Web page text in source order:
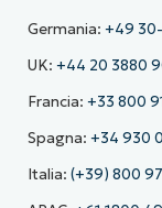
Germania: +49
UK: +44 20 3880
Francia: +33 800
Spagna: +34 930
Italia: (+39) 800